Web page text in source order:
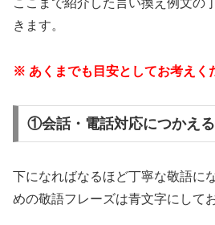
きます。
※ あくまでも目安としてお考えく
①会話・電話対応につかえ
下になればなるほど丁寧な敬語に
めの敬語フレーズは青文字にして